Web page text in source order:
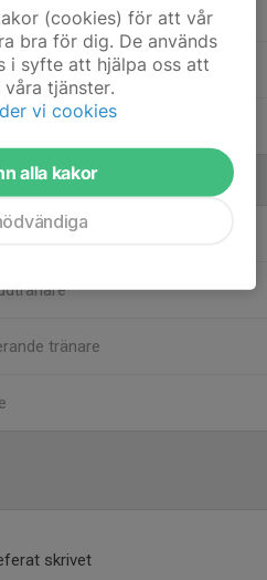
tränare
skrivet
(cookies) för att vår
bra för dig. De används
i syfte att hjälpa oss att
tjänster.
vi cookies
alla kakor